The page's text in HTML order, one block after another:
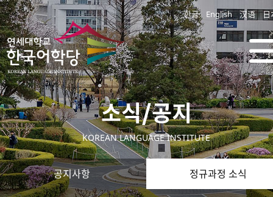
한글 English 汉语 日
소식/공지
KOREAN LANGUAGE INSTITUTE
공지사항 정규과정 소식